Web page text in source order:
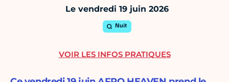
Le vendredi 19 juin 2026
Nuit
VOIR LES INFOS PRATIQUES